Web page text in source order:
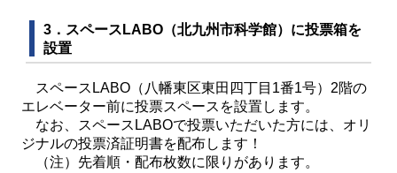
3．スペースLABO（北九州市科学館）に投票箱を
設置
スペースLABO（八幡東区東田四丁目1番1号）2階の
エレベーター前に投票スペースを設置します。
なお、スペースLABOで投票いただいた方には、オリ
ジナルの投票済証明書を配布します！
（注）先着順・配布枚数に限りがあります。